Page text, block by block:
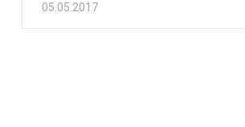
05.05.2017